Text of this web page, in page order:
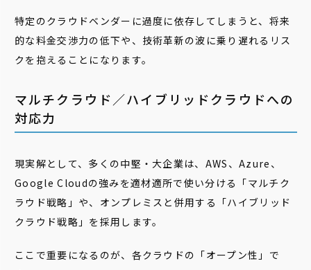
特定のクラウドベンダーに過度に依存してしまうと、将来
的な料金交渉力の低下や、技術革新の波に乗り遅れるリス
クを抱えることになります。
マルチクラウド／ハイブリッドクラウドへの
対応力
現実解として、多くの中堅・大企業は、AWS、Azure、
Google Cloudの強みを適材適所で使い分ける「マルチク
ラウド戦略」や、オンプレミスと併用する「ハイブリッド
クラウド戦略」を採用します。
ここで重要になるのが、各クラウドの「オープン性」で